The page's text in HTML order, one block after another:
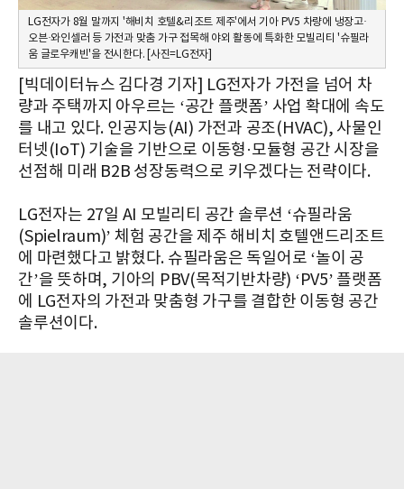
LG전자가 8월 말까지 '해비치 호텔&리조트 제주'에서 기아 PV5 차량에 냉장고·
오븐·와인셀러 등 가전과 맞춤 가구 접목해 야외 활동에 특화한 모빌리티 '슈필라
움 글로우캐빈'을 전시한다. [사진=LG전자]
[빅데이터뉴스 김다경 기자] LG전자가 가전을 넘어 차
량과 주택까지 아우르는 ‘공간 플랫폼’ 사업 확대에 속도
를 내고 있다. 인공지능(AI) 가전과 공조(HVAC), 사물인
터넷(IoT) 기술을 기반으로 이동형·모듈형 공간 시장을
선점해 미래 B2B 성장동력으로 키우겠다는 전략이다.
LG전자는 27일 AI 모빌리티 공간 솔루션 ‘슈필라움
(Spielraum)’ 체험 공간을 제주 해비치 호텔앤드리조트
에 마련했다고 밝혔다. 슈필라움은 독일어로 ‘놀이 공
간’을 뜻하며, 기아의 PBV(목적기반차량) ‘PV5’ 플랫폼
에 LG전자의 가전과 맞춤형 가구를 결합한 이동형 공간
솔루션이다.